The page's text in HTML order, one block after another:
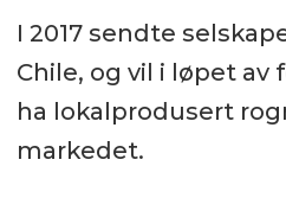
rognanlegget,
som er lokalisert
Nordland.
mai 2019 og har
I 2017 sendte
Chile, og vil i løpet av
ha lokalprodusert
markedet.